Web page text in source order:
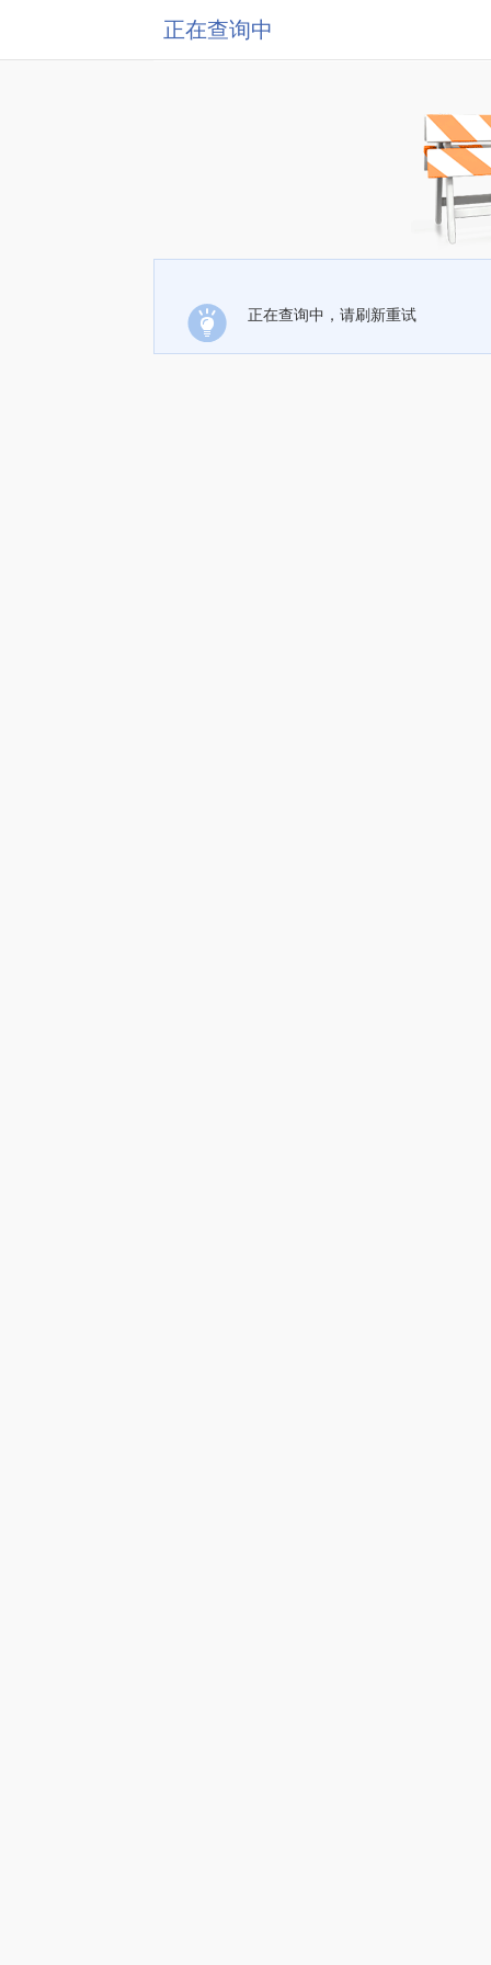
正在查询中
正在查询中，请刷新重试